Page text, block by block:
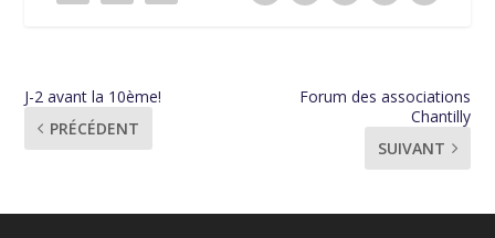
J-2 avant la 10ème!
PRÉCÉDENT
Forum des associations
Chantilly
SUIVANT